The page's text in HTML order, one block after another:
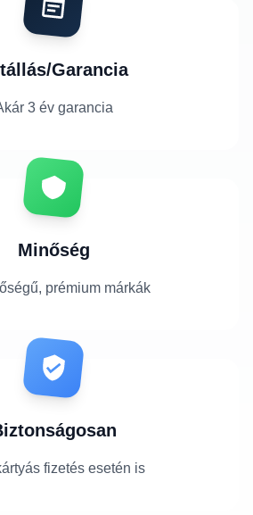
Garancia
3 év garancia
Minőség
prémium márkák
fizetés esetén is